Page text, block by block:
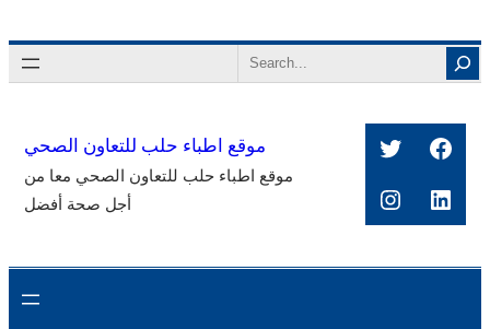
to
content
Search
موقع اطباء حلب للتعاون الصحي
موقع اطباء حلب للتعاون الصحي معا من
أجل صحة أفضل
Twitter